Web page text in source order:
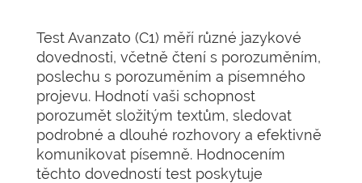
Test Avanzato (C1) měří různé jazykové
dovednosti, včetně čtení s porozuměním,
poslechu s porozuměním a písemného
projevu. Hodnotí vaši schopnost
porozumět složitým textům, sledovat
podrobné a dlouhé rozhovory a efektivně
komunikovat písemně. Hodnocením
těchto dovedností test poskytuje